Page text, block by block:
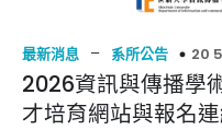
最新消息 – 系所公告 20
2026資訊與傳播學
才培育網站與報名